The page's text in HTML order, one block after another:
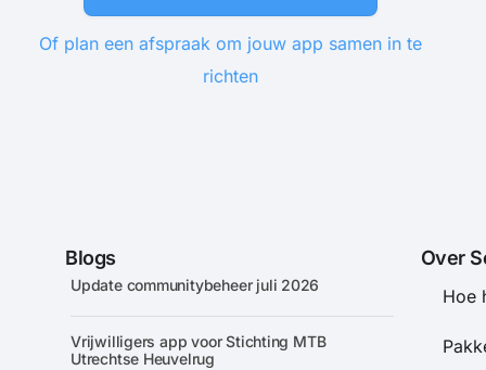
Of plan een afspraak om jouw app samen in te
richten
Blogs
Update communitybeheer juli 2026
Vrijwilligers app voor Stichting MTB
Utrechtse Heuvelrug
Over
Hoe